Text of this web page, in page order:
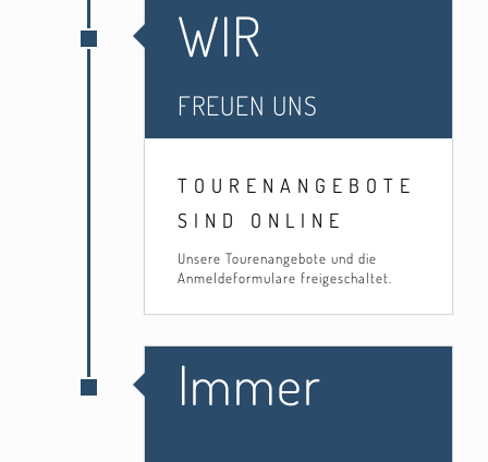
WIR
FREUEN UNS
TOURENANGEBOTE
SIND ONLINE
Unsere Tourenangebote und die
Anmeldeformulare freigeschaltet.
Immer